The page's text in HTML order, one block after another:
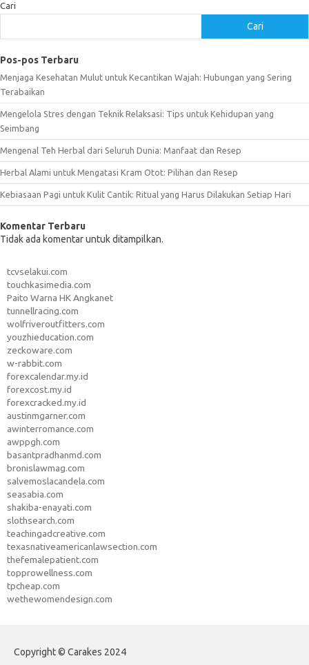
Cari
Cari
Pos-pos Terbaru
Menjaga Kesehatan Mulut untuk Kecantikan Wajah: Hubungan yang Sering
Terabaikan
Mengelola Stres dengan Teknik Relaksasi: Tips untuk Kehidupan yang
Seimbang
Mengenal Teh Herbal dari Seluruh Dunia: Manfaat dan Resep
Herbal Alami untuk Mengatasi Kram Otot: Pilihan dan Resep
Kebiasaan Pagi untuk Kulit Cantik: Ritual yang Harus Dilakukan Setiap Hari
Komentar Terbaru
Tidak ada komentar untuk ditampilkan.
tcvselakui.com
touchkasimedia.com
Paito Warna HK Angkanet
tunnellracing.com
wolfriveroutfitters.com
youzhieducation.com
zeckoware.com
w-rabbit.com
forexcalendar.my.id
forexcost.my.id
forexcracked.my.id
austinmgarner.com
awinterromance.com
awppgh.com
basantpradhanmd.com
bronislawmag.com
salvemoslacandela.com
seasabia.com
shakiba-enayati.com
slothsearch.com
teachingadcreative.com
texasnativeamericanlawsection.com
thefemalepatient.com
topprowellness.com
tpcheap.com
wethewomendesign.com
Copyright © Carakes 2024